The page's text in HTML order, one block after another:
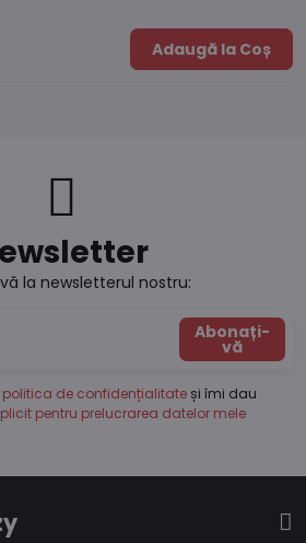
Adaugă la Coș
la newsletterul nostru:
Abonați-
vă
politica de confidențialitate și îmi dau
pentru prelucrarea datelor mele